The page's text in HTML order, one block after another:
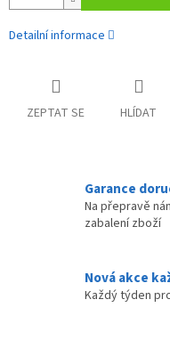
Detailní informace
ZEPTAT SE HLÍDAT
Garance
Na přepravě
zabalení zboží
Nová akce
Každý týden